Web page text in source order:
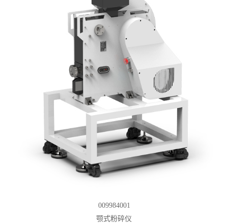
009984001
颚式粉碎仪